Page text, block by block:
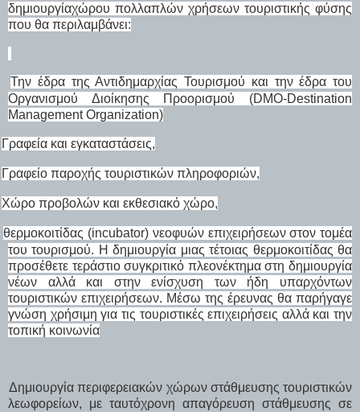
δημιουργίαχώρου πολλαπλών χρήσεων τουριστικής φύσης
που θα περιλαμβάνει:
Την έδρα της Αντιδημαρχίας Τουρισμού και την έδρα του
Οργανισμού Διοίκησης Προορισμού (DMO-Destination
Management Organization)
Γραφεία και εγκαταστάσεις,
Γραφείο παροχής τουριστικών πληροφοριών,
Χώρο προβολών και εκθεσιακό χώρο,
θερμοκοιτίδας (incubator) νεοφυών επιχειρήσεων στον τομέα
του τουρισμού. Η δημιουργία μιας τέτοιας θερμοκοιτίδας θα
προσέθετε τεράστιο συγκριτικό πλεονέκτημα στη δημιουργία
νέων αλλά και στην ενίσχυση των ήδη υπαρχόντων
τουριστικών επιχειρήσεων. Μέσω της έρευνας θα παρήγαγε
γνώση χρήσιμη για τις τουριστικές επιχειρήσεις αλλά και την
τοπική κοινωνία
Δημιουργία περιφερειακών χώρων στάθμευσης τουριστικών
λεωφορείων, με ταυτόχρονη απαγόρευση στάθμευσης σε